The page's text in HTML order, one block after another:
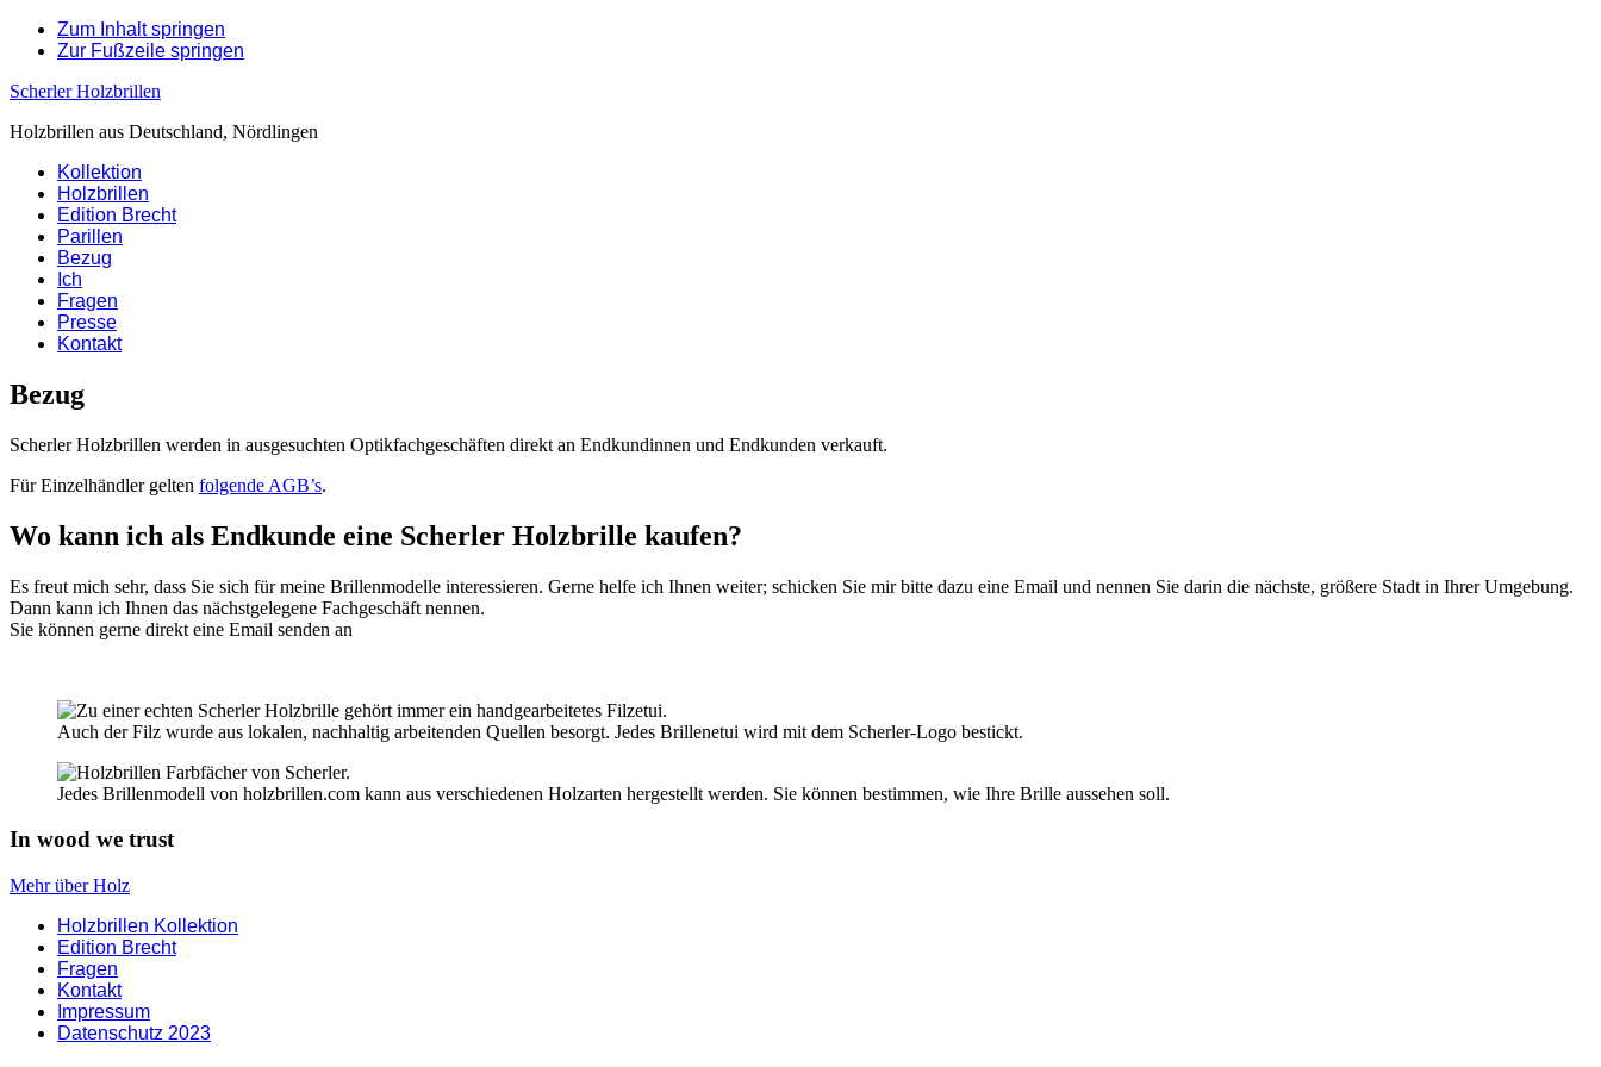
Zum Inhalt springen
Zur Fußzeile springen
Scherler Holzbrillen
Holzbrillen aus Deutschland, Nördlingen
Kollektion
Holzbrillen
Edition Brecht
Parillen
Bezug
Ich
Fragen
Presse
Kontakt
Bezug
Scherler Holzbrillen werden in ausgesuchten Optikfachgeschäften direkt an Endkundinnen und Endkunden verkauft.
Für Einzelhändler gelten folgende AGB’s.
Wo kann ich als Endkunde eine Scherler Holzbrille kaufen?
Es freut mich sehr, dass Sie sich für meine Brillenmodelle interessieren. Gerne helfe ich Ihnen weiter; schicken Sie mir bitte dazu eine Email und nennen Sie darin die nächste, größere Stadt in Ihrer Umgebung.
Dann kann ich Ihnen das nächstgelegene Fachgeschäft nennen.
Sie können gerne direkt eine Email senden an
Auch der Filz wurde aus lokalen, nachhaltig arbeitenden Quellen besorgt. Jedes Brillenetui wird mit dem Scherler-Logo bestickt.
Jedes Brillenmodell von holzbrillen.com kann aus verschiedenen Holzarten hergestellt werden. Sie können bestimmen, wie Ihre Brille aussehen soll.
Footer
In wood we trust
Mehr über Holz
Holzbrillen Kollektion
Edition Brecht
Fragen
Kontakt
Impressum
Datenschutz 2023